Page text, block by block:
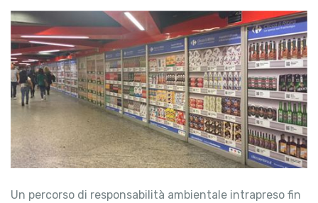
Un percorso di responsabilità ambientale intrapreso fin